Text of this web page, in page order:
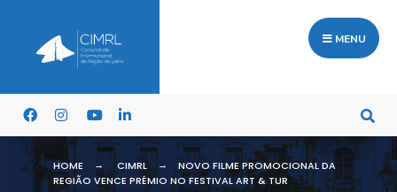
MENU
HOME CIMRL
NOVO FILME PROMOCIONAL DA
REGIÃO VENCE PRÉMIO NO FESTIVAL ART & TUR